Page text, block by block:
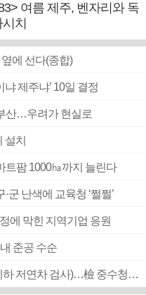
여름 제주, 벤자리와 독
치
에 선다(종합)
제주냐’ 10일 결정
산…우려가 현실로
설치
트팜 1000㏊까지 늘린다
난색에 교육청 ‘쩔쩔’
에 막힌 지역기업 응원
준공 수순
■ 검사 신분 버리고 직급하향(10년 이하 저연차 검사)…檢 중수청행 기피